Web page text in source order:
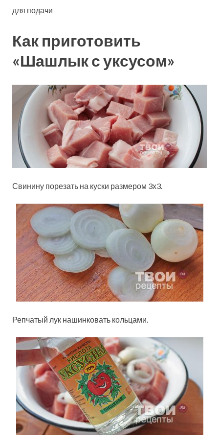
для подачи
Как приготовить
«Шашлык с уксусом»
Свинину порезать на куски размером 3х3.
Репчатый лук нашинковать кольцами.